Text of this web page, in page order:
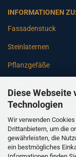
Diese Webseite
Technologien
Wir verwenden
Drittanbietern, um die
gewährleisten, die
ein bestmögliches
INFORMATIONEN ZU:
Fassadenstuck
Steinlaternen
Pflanzgefäße
Gartenbänke
Pfeiler
Gartenbrunnen